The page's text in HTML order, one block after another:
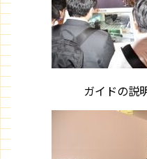
ガイドの説